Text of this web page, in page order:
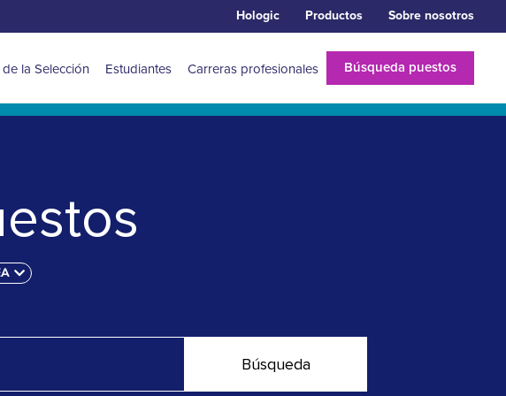
Hologic Productos Sobre nosotros
la Selección Estudiantes Carreras profesionales Búsqueda puestos